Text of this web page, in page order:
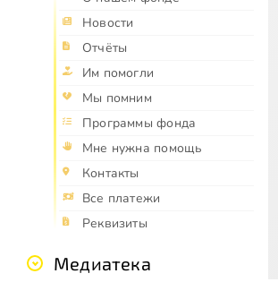
Новости
Отчёты
Им помогли
Мы помним
Программы фонда
Мне нужна помощь
Контакты
Все платежи
Реквизиты
Медиатека